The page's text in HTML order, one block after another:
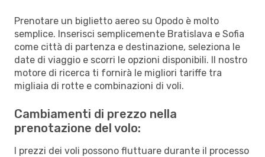
Prenotare un biglietto aereo su Opodo è molto
semplice. Inserisci semplicemente Bratislava e Sofia
come città di partenza e destinazione, seleziona le
date di viaggio e scorri le opzioni disponibili. Il nostro
motore di ricerca ti fornirà le migliori tariffe tra
migliaia di rotte e combinazioni di voli.
Cambiamenti di prezzo nella
prenotazione del volo:
I prezzi dei voli possono fluttuare durante il processo